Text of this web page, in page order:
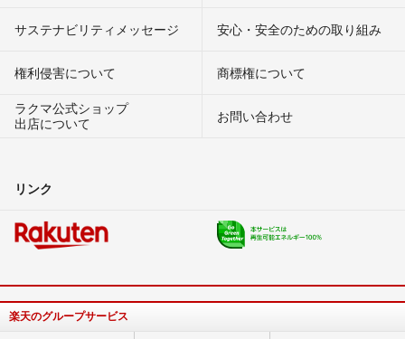
サステナビリティメッセージ 安心・安全のための取り組み
権利侵害について
商標権について
ラクマ公式ショップ
出店について
お問い合わせ
リンク
楽天のグループサービス